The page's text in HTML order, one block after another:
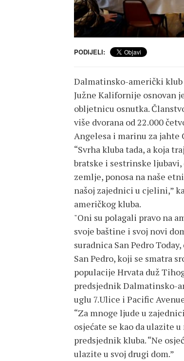
PODIJELI:
Dalmatinsko-američki
Južne Kalifornije osnovan
obljetnicu osnutka.
više dvorana od 22.000
Angelesa i marinu za jahte
“Svrha kluba tada, a koja
bratske i sestrinske
zemlje, ponosa na naše
našoj zajednici u cjelini,”
američkog kluba.
"Oni su polagali pravo na
svoje baštine i svoj novi
suradnica San Pedro
San Pedro, koji se smatra
populacije Hrvata duž
predsjednik Dalmatinsko-
uglu 7.Ulice i Pacific
“Za mnoge ljude u
osjećate se kao da ulazite
predsjednik kluba. “Ne
ulazite u svoj drugi dom.”